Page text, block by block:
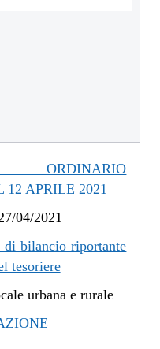
ORDINARIO
12 APRILE 2021
04/2021
bilancio riportante
tesoriere
urbana e rurale